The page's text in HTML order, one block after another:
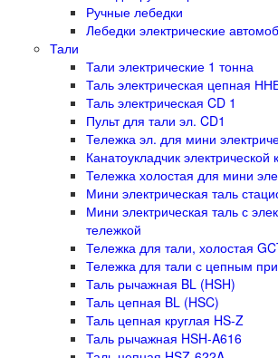
Ручные лебедки
Лебедки электрические
Тали
Тали электрические 1 тонна
Таль электрическая цепная
Таль электрическая CD 1
Пульт для тали эл. CD1
Тележка эл. для мини
Канатоукладчик электрической
Тележка холостая для мини
Мини электрическая таль
Мини электрическая таль с
тележкой
Тележка для тали, холостая
Тележка для тали с цепным
Таль рычажная BL (HSH)
Таль цепная BL (HSC)
Таль цепная круглая HS-Z
Таль рычажная HSH-A616